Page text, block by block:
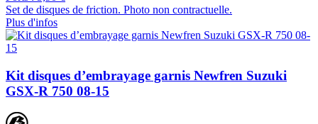
Set de disques de friction. Photo non contractuelle.
Plus d'infos
Kit disques d’embrayage garnis Newfren Suzuki
GSX-R 750 08-15